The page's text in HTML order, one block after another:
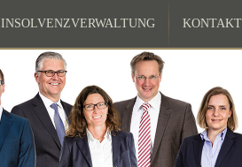
INSOLVENZVERWALTUNG KONTAKT